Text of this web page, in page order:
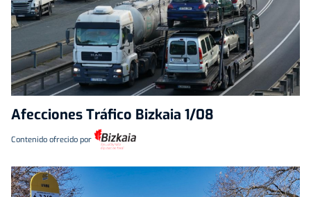
Afecciones Tráfico Bizkaia 1/08
Contenido ofrecido por